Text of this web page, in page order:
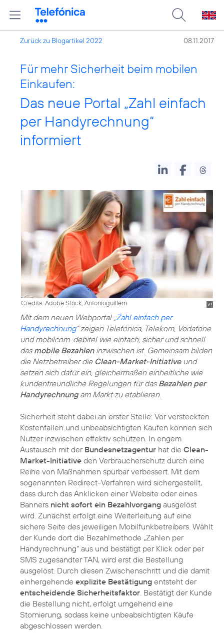
Zurück zu Blogartikel 2022 08.11.2017
Für mehr Sicherheit beim mobilen
Einkaufen:
Das neue Portal „Zahl einfach
per Handyrechnung“
informiert
Credits: Adobe Stock, Antonioguillem
Mit dem neuen Webportal „Zahl einfach per
Handyrechnung“ zeigen Telefónica, Telekom, Vodafone
und mobilcom-debitel wie einfach, sicher und schnell
das mobile Bezahleninzwischen ist. Gemeinsam bilden
die Netzbetreiber die Clean-Market-Initiativeund
setzen sich dafür ein, gleichermaßen einheitliche wie
kundenfreundliche Regelungen für das Bezahlen per
Handyrechnungam Markt zu etablieren.
Sicherheit steht dabei an erster Stelle: Vor versteckten
Kostenfallen und unbeabsichtigten Käufen können sich
Nutzer inzwischen effektiv schützen. In engem
Austausch mit der Bundesnetzagentur hat die Clean-
Market-Initiative den Verbraucherschutz durch eine
Reihe von Maßnahmen spürbar verbessert. Mit dem
sogenannten Redirect-Verfahren wird sichergestellt,
dass durch das Anklicken einer Website oder eines
Banners nicht sofort ein Bezahlvorgang ausgelöst
wird. Zunächst erfolgt eine Weiterleitung auf eine
sichere Seite des jeweiligen Mobilfunkbetreibers. Wählt
der Kunde dort die Bezahlmethode „Zahlen per
Handyrechnung“ aus und bestätigt per Klick oder per
SMS zugesandter TAN, wird erst die Bestellung
ausgelöst. Durch diesen Zwischenschritt und die damit
einhergehende explizite Bestätigung entsteht der
entscheidende Sicherheitsfaktor. Bestätigt der Kunde
die Bestellung nicht, erfolgt umgehend eine
Stornierung, sodass keine unbeabsichtigten Käufe
abgeschlossen werden.